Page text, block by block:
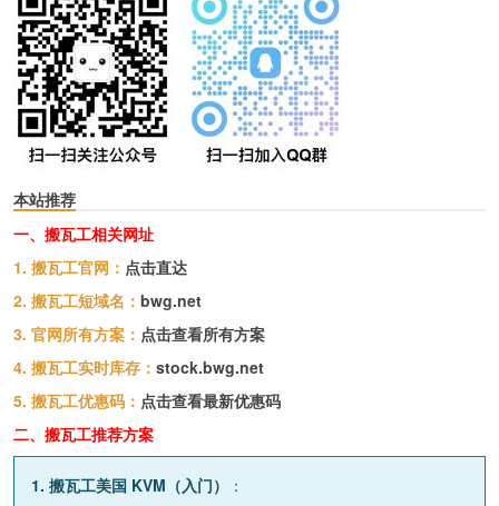
本站推荐
一、搬瓦工相关网址
1. 搬瓦工官网： 点击直达
2. 搬瓦工短域名： bwg.net
3. 官网所有方案： 点击查看所有方案
4. 搬瓦工实时库存： stock.bwg.net
5. 搬瓦工优惠码： 点击查看最新优惠码
二、搬瓦工推荐方案
1. 搬瓦工美国 KVM（入门） ：